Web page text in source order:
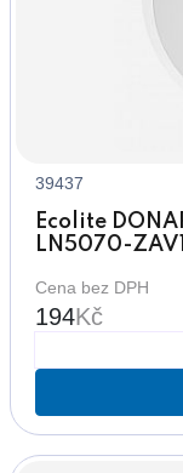
39437
Ecolite
LN5070-ZAV1
Cena bez DPH
194Kč